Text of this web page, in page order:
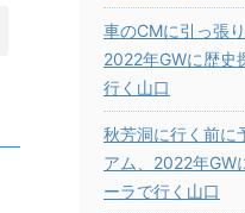
車のCMに引っ張
2022年GWに歴史
行く山口
秋芳洞に行く前に
アム、2022年GW
ーラで行く山口